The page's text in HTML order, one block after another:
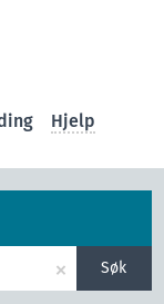
Hjelp
× Søk